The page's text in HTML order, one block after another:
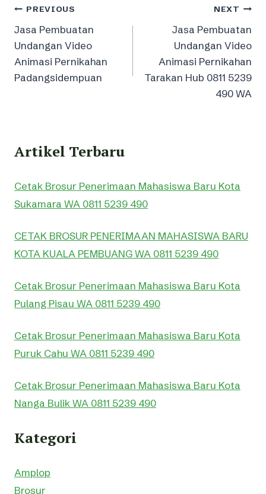
Post
navigation
PREVIOUS
Jasa Pembuatan
Undangan Video
Animasi Pernikahan
Padangsidempuan
NEXT
Jasa Pembuatan
Undangan Video
Animasi Pernikahan
Tarakan Hub 0811 5239
490 WA
Artikel Terbaru
Cetak Brosur Penerimaan Mahasiswa Baru Kota
Sukamara WA 0811 5239 490
CETAK BROSUR PENERIMAAN MAHASISWA BARU
KOTA KUALA PEMBUANG WA 0811 5239 490
Cetak Brosur Penerimaan Mahasiswa Baru Kota
Pulang Pisau WA 0811 5239 490
Cetak Brosur Penerimaan Mahasiswa Baru Kota
Puruk Cahu WA 0811 5239 490
Cetak Brosur Penerimaan Mahasiswa Baru Kota
Nanga Bulik WA 0811 5239 490
Kategori
Amplop
Brosur